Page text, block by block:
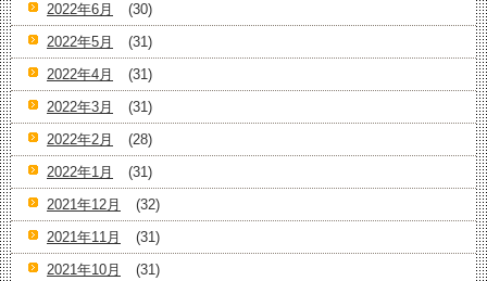
2022年6月
(30)
2022年5月
(31)
2022年4月
(31)
2022年3月
(31)
2022年2月
(28)
2022年1月
(31)
2021年12月
(32)
2021年11月
(31)
2021年10月
(31)